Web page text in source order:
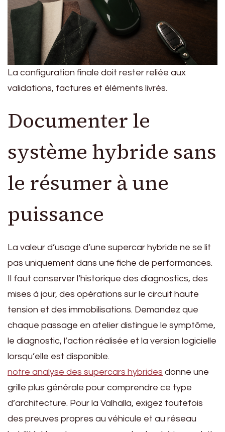
La configuration finale doit rester reliée aux
validations, factures et éléments livrés.
Documenter le
système hybride sans
le résumer à une
puissance
La valeur d’usage d’une supercar hybride ne se lit
pas uniquement dans une fiche de performances.
Il faut conserver l’historique des diagnostics, des
mises à jour, des opérations sur le circuit haute
tension et des immobilisations. Demandez que
chaque passage en atelier distingue le symptôme,
le diagnostic, l’action réalisée et la version logicielle
lorsqu’elle est disponible.
notre analyse des supercars hybrides donne une
grille plus générale pour comprendre ce type
d’architecture. Pour la Valhalla, exigez toutefois
des preuves propres au véhicule et au réseau